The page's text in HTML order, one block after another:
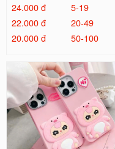
24.000 đ
5-19
22.000 đ
20-49
20.000 đ
50-100